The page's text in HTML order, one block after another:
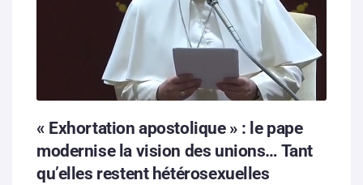
Hébergement solidaire
« Exhortation apostolique » : le pape
modernise la vision des unions… Tant
qu’elles restent hétérosexuelles